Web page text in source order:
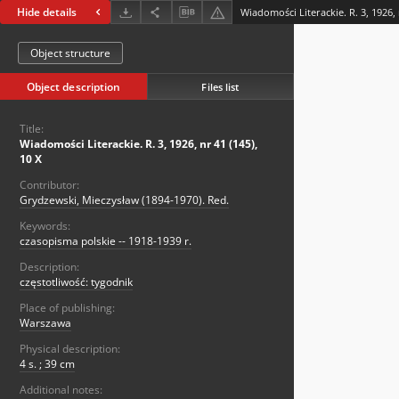
Hide details Wiadomości Literackie. R. 3, 1926,
Object structure
Object description Files list
Title:
Wiadomości Literackie. R. 3, 1926, nr 41 (145),
10 X
Contributor:
Grydzewski, Mieczysław (1894-1970). Red.
Keywords:
czasopisma polskie -- 1918-1939 r.
Description:
częstotliwość: tygodnik
Place of publishing:
Warszawa
Physical description:
4 s. ; 39 cm
Additional notes: